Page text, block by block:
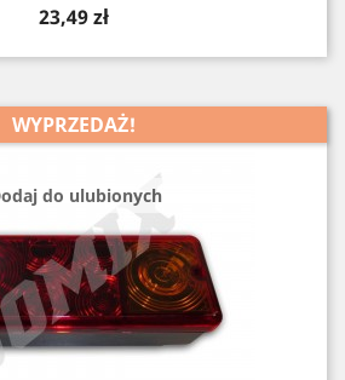
Cena
23,49 zł
WYPRZEDAŻ!
do ulubionych